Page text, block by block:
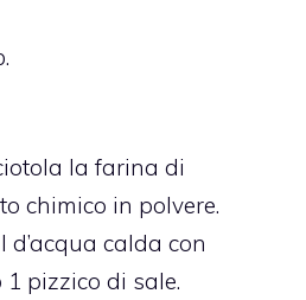
la farina di
chimico in polvere.
calda con
pizzico di sale.